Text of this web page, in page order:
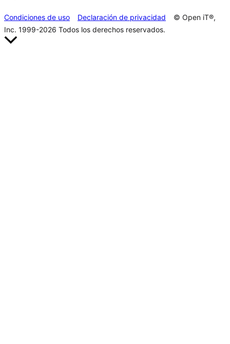
Condiciones de uso Declaración de privacidad
© Open iT®,
Inc. 1999-2026 Todos los derechos reservados.